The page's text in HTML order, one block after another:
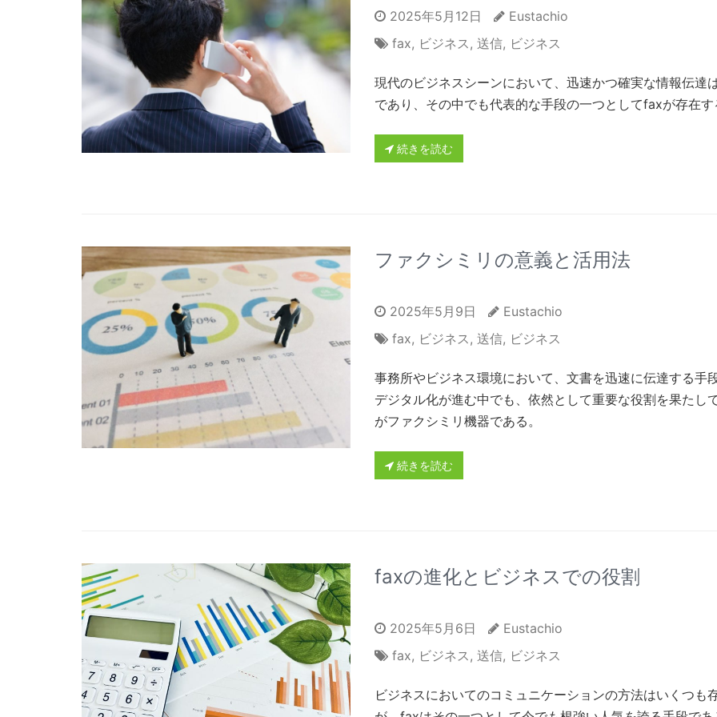
2025年5月12日
Eustachio
fax, ビジネス, 送信, ビジネス
現代のビジネスシーンにおいて、迅速かつ確実な情報伝達
であり、その中でも代表的な手段の一つとしてfaxが存在す
続きを読む
ファクシミリの意義と活用法
2025年5月9日
Eustachio
fax, ビジネス, 送信, ビジネス
事務所やビジネス環境において、文書を迅速に伝達する手
デジタル化が進む中でも、依然として重要な役割を果たし
がファクシミリ機器である。
続きを読む
faxの進化とビジネスでの役割
2025年5月6日
Eustachio
fax, ビジネス, 送信, ビジネス
ビジネスにおいてのコミュニケーションの方法はいくつも